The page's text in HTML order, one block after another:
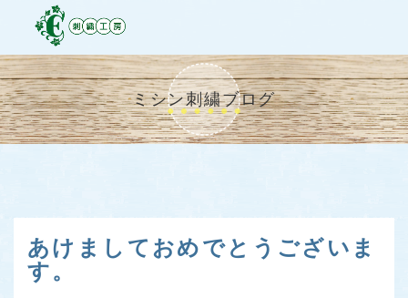
ミシン刺繍ブログ
あけましておめでとうございま
す。